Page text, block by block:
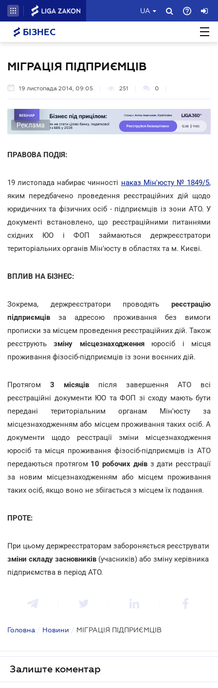
UA
БІЗНЕС
МІГРАЦІЯ ПІДПРИЄМЦІВ
19 листопада 2014, 09:05 251 0
Реклама
ПРАВОВА ПОДІЯ:
19 листопада набирає чинності наказ Мін'юсту № 1849/5,
яким передбачено проведення реєстраційних дій щодо
юридичних та фізичних осіб - підприємців із зони АТО. У
документі встановлено, що реєстраційними питаннями
східних ЮО і ФОП займаються держреєстратори
територіальних органів Мін'юсту в областях та м. Києві.
ВПЛИВ НА БІЗНЕС:
Зокрема, держреєстратори проводять реєстрацію
підприємцівза адресою проживання без вимоги
прописки за місцем проведення реєстраційних дій. Також
реєструютьзміну місцезнаходженняюросіб і місця
проживання фізосіб-підприємців із зони воєнних дій.
Протягом 3 місяців після завершення АТО всі
реєстраційні документи ЮО та ФОП зі сходу мають бути
передані територіальним органам Мін'юсту за
місцезнаходженням або місцем проживання таких осіб. А
документи щодо реєстрації зміни місцезнаходження
юросіб та місця проживання фізосіб-підприємців із АТО
передаються протягом 10 робочих днівз дати реєстрації
за новим місцезнаходженням або місцем проживання
таких осіб, якщо воно не збігається з місцем їх подання.
ПРОТЕ:
При цьому держреєстраторам забороняється реєструвати
зміни складу засновників (учасників) або зміну керівника
підприємства в період АТО.
Головна / Новини / МІГРАЦІЯ ПІДПРИЄМЦІВ
Залиште коментар